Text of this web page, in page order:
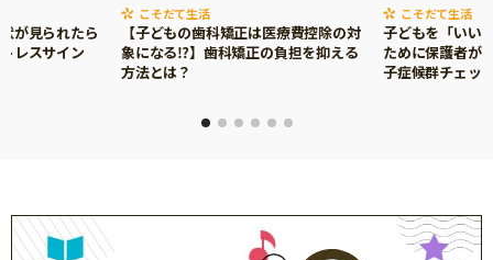
が見られたら
レスサイン
こそだて生活
【子どもの歯科矯正は医療費控除の対
象になる⁉】歯科矯正の負担を抑える
方法とは？
こそだて生活
子どもを「いい
ために保護者が
子症候群チェッ